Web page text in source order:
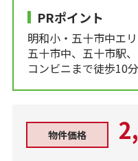
PRポイント
明和小・五十市中エ
五十市中、五十市駅
コンビニまで徒歩10
物件価格